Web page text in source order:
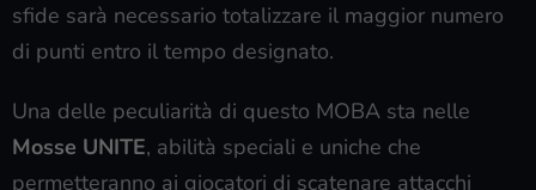
sfide sarà necessario totalizzare il maggior numero
di punti entro il tempo designato.
Una delle peculiarità di questo MOBA sta nelle
Mosse UNITE, abilità speciali e uniche che
permetteranno ai giocatori di scatenare attacchi